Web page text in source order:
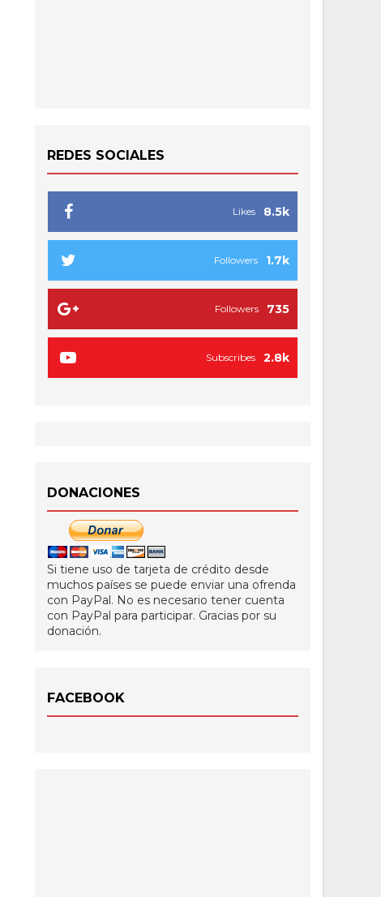
REDES SOCIALES
8.5k
Likes
1.7k
Followers
735
Followers
2.8k
Subscribes
DONACIONES
Si tiene uso de tarjeta de crédito desde
muchos países se puede enviar una ofrenda
con PayPal. No es necesario tener cuenta
con PayPal para participar. Gracias por su
donación.
FACEBOOK